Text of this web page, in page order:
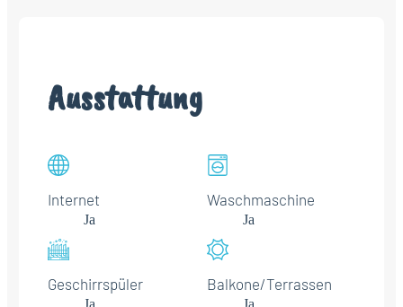
Ausstattung
Internet
Ja
Waschmaschine
Ja
Geschirrspüler Balkone/Terrassen